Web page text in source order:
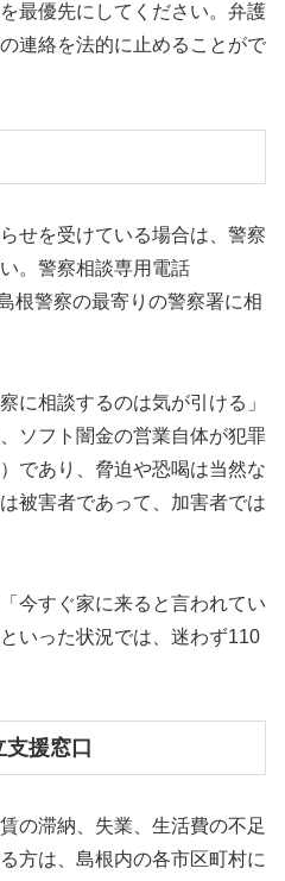
最優先にしてください。弁護
連絡を法的に止めることがで
せを受けている場合は、警察
。警察相談専用電話
根警察の最寄りの警察署に相
に相談するのは気が引ける」
ソフト闇金の営業自体が犯罪
であり、脅迫や恐喝は当然な
被害者であって、加害者では
今すぐ家に来ると言われてい
いった状況では、迷わず110
援窓口
の滞納、失業、生活費の不足
方は、島根内の各市区町村に